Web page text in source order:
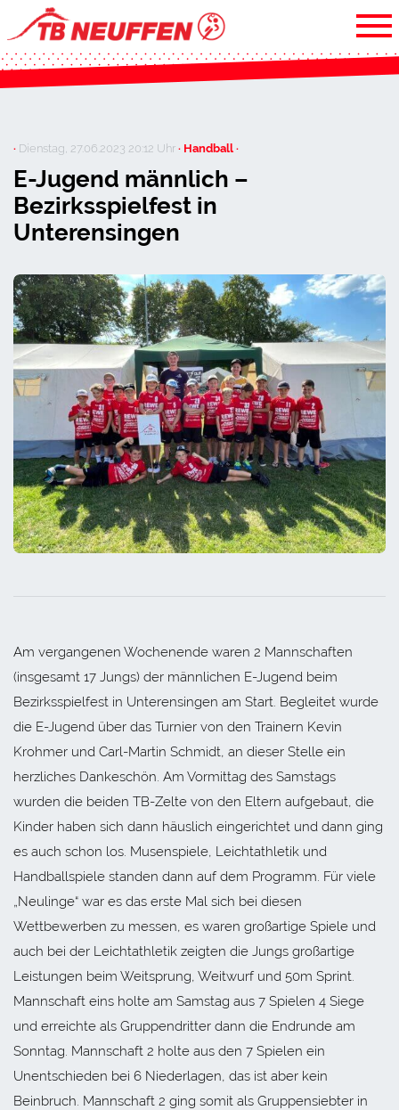
· Dienstag, 27.06.2023 20:12 Uhr· Handball ·
E-Jugend männlich –
Bezirksspielfest in
Unterensingen
Am vergangenen Wochenende waren 2 Mannschaften
(insgesamt 17 Jungs) der männlichen E-Jugend beim
Bezirksspielfest in Unterensingen am Start. Begleitet wurde
die E-Jugend über das Turnier von den Trainern Kevin
Krohmer und Carl-Martin Schmidt, an dieser Stelle ein
herzliches Dankeschön. Am Vormittag des Samstags
wurden die beiden TB-Zelte von den Eltern aufgebaut, die
Kinder haben sich dann häuslich eingerichtet und dann ging
es auch schon los. Musenspiele, Leichtathletik und
Handballspiele standen dann auf dem Programm. Für viele
„Neulinge“ war es das erste Mal sich bei diesen
Wettbewerben zu messen, es waren großartige Spiele und
auch bei der Leichtathletik zeigten die Jungs großartige
Leistungen beim Weitsprung, Weitwurf und 50m Sprint.
Mannschaft eins holte am Samstag aus 7 Spielen 4 Siege
und erreichte als Gruppendritter dann die Endrunde am
Sonntag. Mannschaft 2 holte aus den 7 Spielen ein
Unentschieden bei 6 Niederlagen, das ist aber kein
Beinbruch. Mannschaft 2 ging somit als Gruppensiebter in